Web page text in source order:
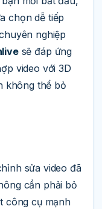
chọn dễ tiếp
nghiệp
sẽ đáp ứng
video với 3D
không thể bỏ
sửa video đã
cần phải bỏ
công cụ mạnh